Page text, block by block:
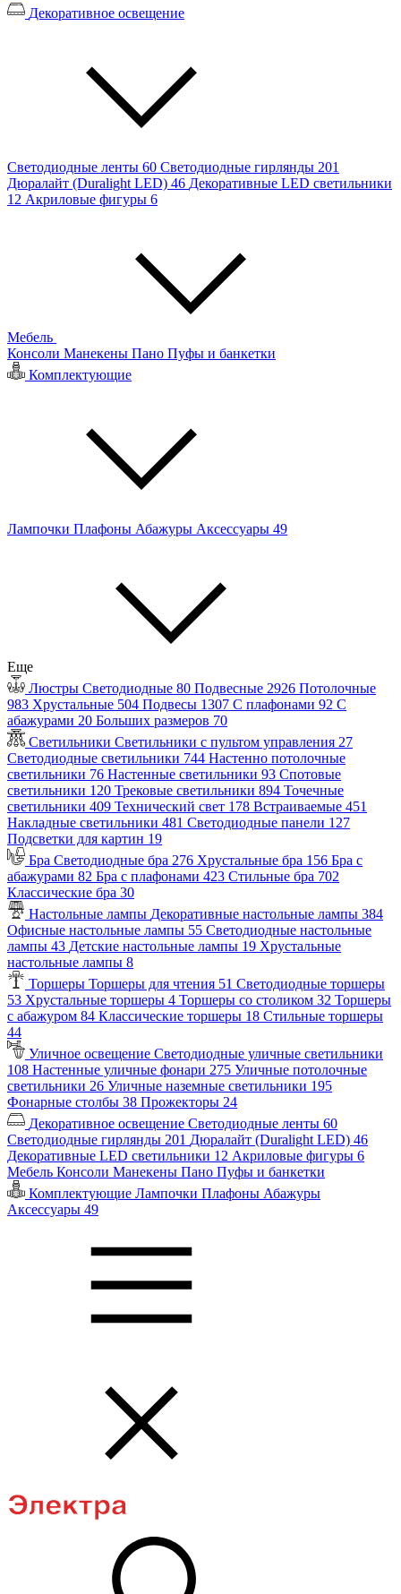
Декоративное освещение
Светодиодные ленты 60 Светодиодные гирлянды 201
Дюралайт (Duralight LED) 46 Декоративные LED светильники
12 Акриловые фигуры 6
Мебель
Консоли Манекены Пано Пуфы и банкетки
Комплектующие
Лампочки Плафоны Абажуры Аксессуары 49
Еще
Люстры Светодиодные 80 Подвесные 2926 Потолочные
983 Хрустальные 504 Подвесы 1307 С плафонами 92 С
абажурами 20 Больших размеров 70
Светильники Светильники с пультом управления 27
Светодиодные светильники 744 Настенно потолочные
светильники 76 Настенные светильники 93 Спотовые
светильники 120 Трековые светильники 894 Точечные
светильники 409 Технический свет 178 Встраиваемые 451
Накладные светильники 481 Светодиодные панели 127
Подсветки для картин 19
Бра Светодиодные бра 276 Хрустальные бра 156 Бра с
абажурами 82 Бра с плафонами 423 Стильные бра 702
Классические бра 30
Настольные лампы Декоративные настольные лампы 384
Офисные настольные лампы 55 Светодиодные настольные
лампы 43 Детские настольные лампы 19 Хрустальные
настольные лампы 8
Торшеры Торшеры для чтения 51 Светодиодные торшеры
53 Хрустальные торшеры 4 Торшеры со столиком 32 Торшеры
с абажуром 84 Классические торшеры 18 Стильные торшеры
44
Уличное освещение Светодиодные уличные светильники
108 Настенные уличные фонари 275 Уличные потолочные
светильники 26 Уличные наземные светильники 195
Фонарные столбы 38 Прожекторы 24
Декоративное освещение Светодиодные ленты 60
Светодиодные гирлянды 201 Дюралайт (Duralight LED) 46
Декоративные LED светильники 12 Акриловые фигуры 6
Мебель Консоли Манекены Пано Пуфы и банкетки
Комплектующие Лампочки Плафоны Абажуры
Аксессуары 49